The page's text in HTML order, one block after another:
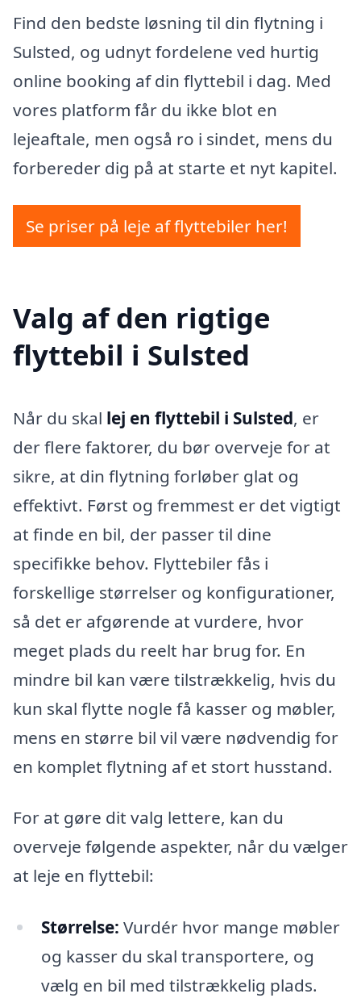
Find den bedste løsning til din flytning i
Sulsted, og udnyt fordelene ved hurtig
online booking af din flyttebil i dag. Med
vores platform får du ikke blot en
lejeaftale, men også ro i sindet, mens du
forbereder dig på at starte et nyt kapitel.
Se priser på leje af flyttebiler her!
Valg af den rigtige
flyttebil i Sulsted
Når du skal lej en flyttebil i Sulsted, er
der flere faktorer, du bør overveje for at
sikre, at din flytning forløber glat og
effektivt. Først og fremmest er det vigtigt
at finde en bil, der passer til dine
specifikke behov. Flyttebiler fås i
forskellige størrelser og konfigurationer,
så det er afgørende at vurdere, hvor
meget plads du reelt har brug for. En
mindre bil kan være tilstrækkelig, hvis du
kun skal flytte nogle få kasser og møbler,
mens en større bil vil være nødvendig for
en komplet flytning af et stort husstand.
For at gøre dit valg lettere, kan du
overveje følgende aspekter, når du vælger
at leje en flyttebil:
Størrelse: Vurdér hvor mange møbler
og kasser du skal transportere, og
vælg en bil med tilstrækkelig plads.